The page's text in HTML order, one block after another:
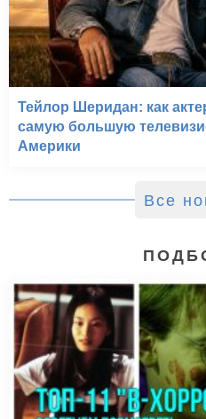
Тейлор Шеридан: как
самую большую
Америки
Все